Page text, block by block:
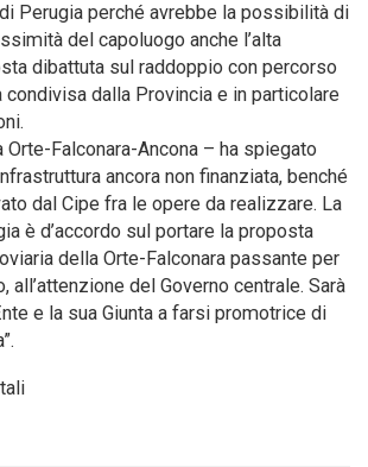
Perugia perché avrebbe la possibilità di
del capoluogo anche l’alta
dibattuta sul raddoppio con percorso
dalla Provincia e in particolare
Orte-Falconara-Ancona – ha spiegato
ancora non finanziata, benché
dal Cipe fra le opere da realizzare. La
è d’accordo sul portare la proposta
della Orte-Falconara passante per
all’attenzione del Governo centrale. Sarà
e la sua Giunta a farsi promotrice di